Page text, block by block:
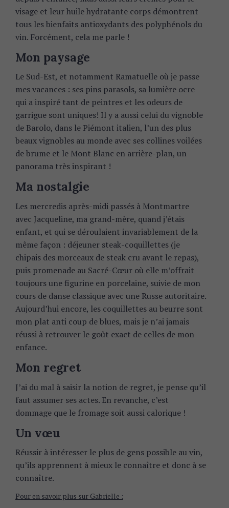
visage et leur huile hydratante corps démontrent
tous les bienfaits antioxydants des polyphénols du
vin. Forcément, cela me parle !
Mon paysage
Le Sud-Est, et notamment Ramatuelle où je passe
mes vacances : ses pins parasols, sa lumière ocre
qui a inspiré tant de peintres et les odeurs de
garrigue sont uniques! Il y a aussi celui du vignoble
de Barolo, dans le Piémont italien, l’un des plus
beaux vignobles au monde avec ses collines voilées
de brume et le Mont Blanc en arrière-plan, un
panorama très inspirant !
Ma nostalgie
Les mercredis après-midi passés à Montmartre
avec Jacqueline, ma grand-mère, quand j’étais
enfant, et qui se déroulaient invariablement de la
même façon : déjeuner steak-coquillettes (je
chipais des morceaux de steak cru avant le repas),
puis promenade au Sacré-Cœur où elle m’offrait
toujours une figurine en porcelaine, suivie de mon
cours de danse classique avec une Russe autoritaire.
Aujourd’hui encore, les coquillettes au beurre sont
mon plat anti coup de blues, mais je n’ai jamais
réussi à retrouver le goût exact de celles de mon
enfance.
Mon regret
J’ai du mal à saisir la notion de regret, je pense qu’il
faut assumer ses actes. En revanche, c’est
dommage que le fromage soit aussi calorique !
Un vœu
Réussir à intéresser le plus de gens possible au vin,
qu’ils apprennent à mieux le connaître et donc à se
connaître.
Pour en savoir plus sur Gabrielle :